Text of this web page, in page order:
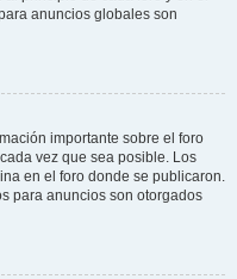
anuncios globales son
importante sobre el foro
vez que sea posible. Los
en el foro donde se publicaron.
para anuncios son otorgados